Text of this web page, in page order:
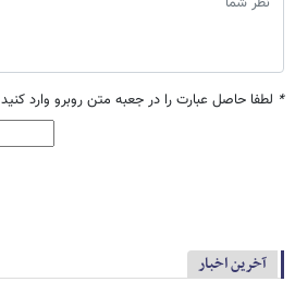
* لطفا حاصل عبارت را در جعبه متن روبرو وارد کنید
آخرین اخبار